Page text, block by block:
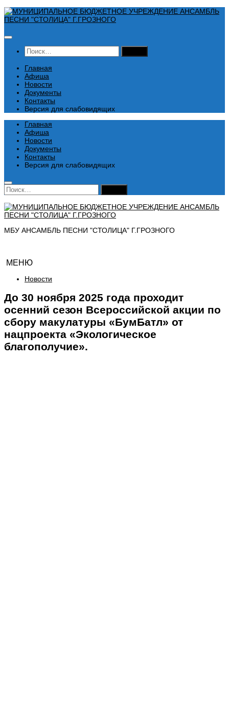
Перейти
к
Найти:
Главная
Афиша
Новости
Документы
Контакты
Версия для слабовидящих
Главная
Афиша
Новости
Документы
Контакты
Версия для слабовидящих
Найти:
МБУ АНСАМБЛЬ ПЕСНИ "СТОЛИЦА" Г.ГРОЗНОГО
МЕНЮ
Новости
До 30 ноября 2025 года проходит
осенний сезон Всероссийской акции по
сбору макулатуры «БумБатл» от
нацпроекта «Экологическое
благополучие».